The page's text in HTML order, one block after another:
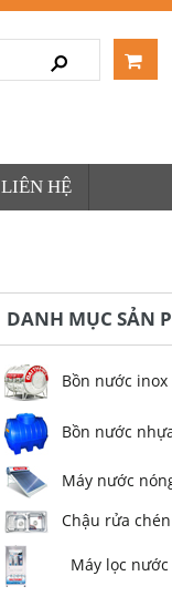
LIÊN HỆ
DANH MỤC SẢN
Bồn nước inox
Bồn nước
Máy nước
Chậu rửa chén
Máy lọc nước